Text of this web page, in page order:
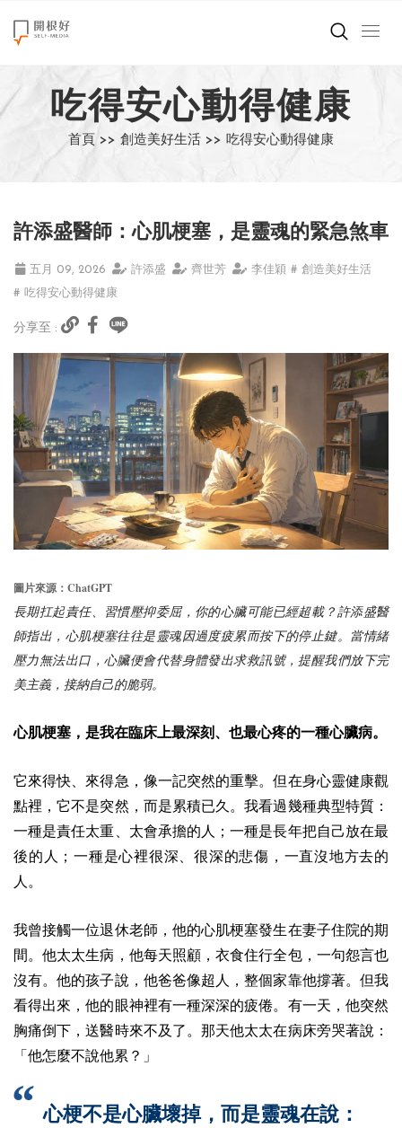
來點正能量
世界在想什麼
創造美好生活
影片專區
關於我們
吃得安心動得健康
首頁 >> 創造美好生活 >> 吃得安心動得健康
許添盛醫師：心肌梗塞，是靈魂的緊急煞車
五月 09, 2026 許添盛 齊世芳 李佳穎 # 創造美好生活
# 吃得安心動得健康
分享至 :
圖片來源： ChatGPT
長期扛起責任、習慣壓抑委屈，你的心臟可能已經超載？許添盛醫
師指出，心肌梗塞往往是靈魂因過度疲累而按下的停止鍵。當情緒
壓力無法出口，心臟便會代替身體發出求救訊號，提醒我們放下完
美主義，接納自己的脆弱。
心肌梗塞，是我在臨床上最深刻、也最心疼的一種心臟病。
它來得快、來得急，像一記突然的重擊。但在身心靈健康觀
點裡，它不是突然，而是累積已久。我看過幾種典型特質：
一種是責任太重、太會承擔的人；一種是長年把自己放在最
後的人；一種是心裡很深、很深的悲傷，一直沒地方去的
人。
我曾接觸一位退休老師，他的心肌梗塞發生在妻子住院的期
間。他太太生病，他每天照顧，衣食住行全包，一句怨言也
沒有。他的孩子說，他爸爸像超人，整個家靠他撐著。但我
看得出來，他的眼神裡有一種深深的疲倦。有一天，他突然
胸痛倒下，送醫時來不及了。那天他太太在病床旁哭著說：
「他怎麼不說他累？」
心梗不是心臟壞掉，而是靈魂在說：